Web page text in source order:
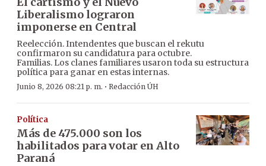
Liberalismo lograron
imponerse en Central
Reelección. Intendentes que buscan el rekutu
confirmaron su candidatura para octubre.
Familias. Los clanes familiares usaron toda su estructura
política para ganar en estas internas.
Junio 8, 2026 08:21 p. m. · Redacción ÚH
Política
Más de 475.000 son los
habilitados para votar en Alto
Paraná